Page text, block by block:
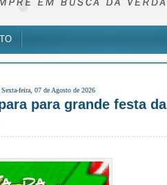
Sexta-feira, 07 de Agosto de 2026
para grande festa da